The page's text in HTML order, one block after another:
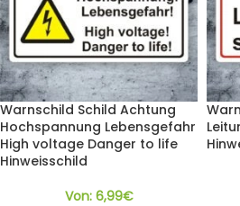
Warnschild Schild Achtung
Hochspannung Lebensgefahr
High voltage Danger to life
Hinweisschild
Von: 6,99€